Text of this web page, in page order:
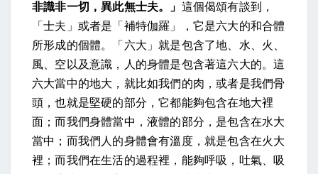
非識非一切，異此無士夫。」 這個偈頌有談到，
「士夫」或者是「補特伽羅」，它是六大的和合體
所形成的個體。「六大」就是包含了地、水、火、
風、空以及意識，人的身體是包含著這六大的。這
六大當中的地大，就比如我們的肉，或者是我們骨
頭，也就是堅硬的部分，它都能夠包含在地大裡
面；而我們身體當中，液體的部分，是包含在水大
當中；而我們人的身體會有溫度，就是包含在火大
裡；而我們在生活的過程裡，能夠呼吸，吐氣、吸